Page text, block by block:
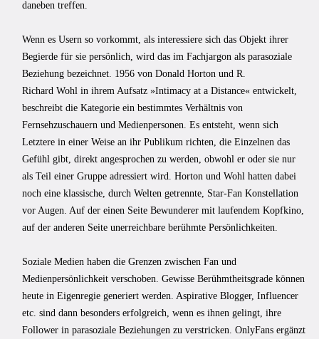
daneben treffen.
Wenn es Usern so vorkommt, als interessiere sich das Objekt ihrer
Begierde für sie persönlich, wird das im Fachjargon als parasoziale
Beziehung bezeichnet. 1956 von Donald Horton und R.
Richard Wohl in ihrem Aufsatz »Intimacy at a Distance« entwickelt,
beschreibt die Kategorie ein bestimmtes Verhältnis von
Fernsehzuschauern und Medienpersonen. Es entsteht, wenn sich
Letztere in einer Weise an ihr Publikum richten, die Einzelnen das
Gefühl gibt, direkt angesprochen zu werden, obwohl er oder sie nur
als Teil einer Gruppe adressiert wird. Horton und Wohl hatten dabei
noch eine klassische, durch Welten getrennte, Star-Fan Konstellation
vor Augen. Auf der einen Seite Bewunderer mit laufendem Kopfkino,
auf der anderen Seite unerreichbare berühmte Persönlichkeiten.
Soziale Medien haben die Grenzen zwischen Fan und
Medienpersönlichkeit verschoben. Gewisse Berühmtheitsgrade können
heute in Eigenregie generiert werden. Aspirative Blogger, Influencer
etc. sind dann besonders erfolgreich, wenn es ihnen gelingt, ihre
Follower in parasoziale Beziehungen zu verstricken. OnlyFans ergänzt